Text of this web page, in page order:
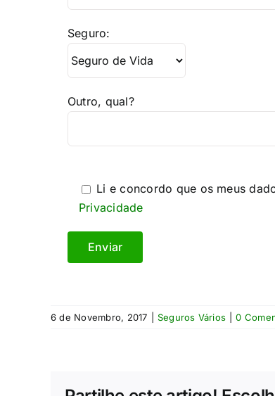
Seguro:
Outro, qual?
Li e concordo que os meus
Privacidade
6 de Novembro, 2017 Seguros Vários 0